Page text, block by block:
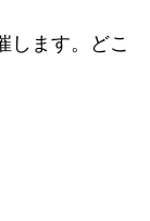
します。どこ